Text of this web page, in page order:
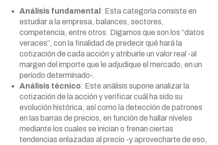
Análisis fundamental : Esta categoría consiste en
estudiar a la empresa, balances, sectores,
competencia, entre otros. Digamos que son los “datos
veraces”, con la finalidad de predecir qué hará la
cotización de cada acción y atribuirle un valor real -al
margen del importe que le adjudique el mercado, en un
período determinado-.
Análisis técnico: Este análisis supone analizar la
cotización de la acción y verificar cuál ha sido su
evolución histórica, así como la detección de patrones
en las barras de precios, en función de hallar niveles
mediante los cuales se inician o frenan ciertas
tendencias enlazadas al precio -y aprovecharte de eso,